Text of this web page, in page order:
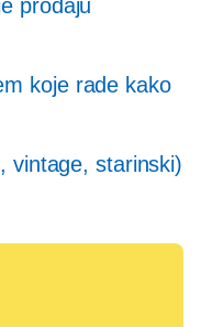
prodaju
koje rade kako
vintage, starinski)